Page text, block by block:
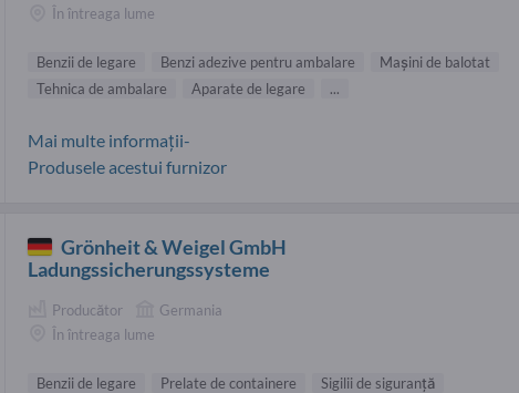
În întreaga lume
Benzii de legare Benzi adezive pentru ambalare
Maşini de balotat
Tehnica de ambalare
Aparate de legare ...
Mai multe informații-
Produsele acestui furnizor
Grönheit & Weigel GmbH
Ladungssicherungssysteme
Producător
Germania
În întreaga lume
Benzii de legare Prelate de containere
Sigilii de siguranţă